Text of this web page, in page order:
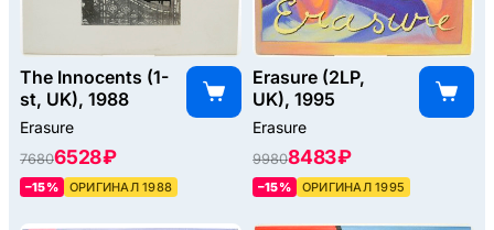
The Innocents (1-
st, UK), 1988
Erasure
76806528 ₽
–15% ОРИГИНАЛ 1988
Erasure (2LP,
UK), 1995
Erasure
99808483 ₽
–15% ОРИГИНАЛ 1995